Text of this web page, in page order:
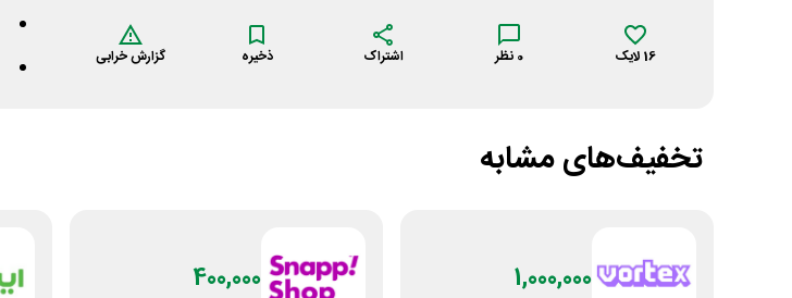
16 لایک 0 نظر اشتراک ذخیره گزارش خرابی
تخفیف‌های مشابه
1,000,000
400,000